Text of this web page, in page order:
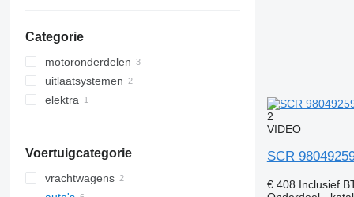
Categorie
motoronderdelen
motoren
cilinderkoppen
uitlaatsystemen
katalysatoren
elektra
Voertuigcategorie
vrachtwagens
2
VIDEO
SCR
€ 408 Inclusief